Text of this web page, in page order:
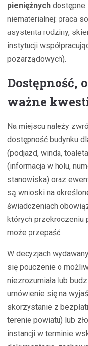
pieniężnych dostępne
niematerialnej: praca
asystenta rodziny,
instytucji
pozarządowych).
Dostępność,
ważne
Na miejscu należy
dostępność budynku
(podjazd, winda,
(informacja w holu,
stanowiska) oraz
są wnioski na
świadczeniach
których przekroczeniu
może przepaść.
W decyzjach
się pouczenie o
niezrozumiała lub
umówienie się na
skorzystanie z
terenie powiatu) lub
instancji w terminie